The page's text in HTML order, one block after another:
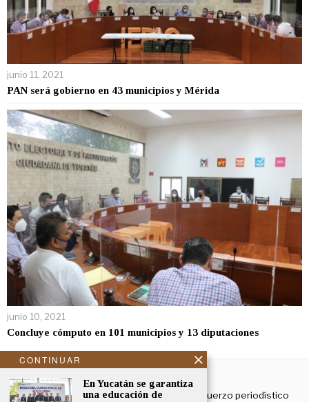
junio 11, 2021
PAN será gobierno en 43 municipios y Mérida
junio 10, 2021
Concluye cómputo en 101 municipios y 13 diputaciones
NOSOTROS
El Cronista Yucatán es un esfuerzo periodístico
CONTINUAR
En Yucatán se garantiza
una educación de